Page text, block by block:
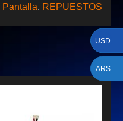
Pantalla, REPUESTOS
USD
ARS